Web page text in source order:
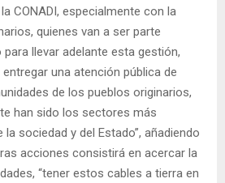
CONADI, especialmente con la
quienes van a ser parte
llevar adelante esta gestión,
una atención pública de
de los pueblos originarios,
han sido los sectores más
sociedad y del Estado”, añadiendo
acciones consistirá en acercar la
“tener estos cables a tierra en